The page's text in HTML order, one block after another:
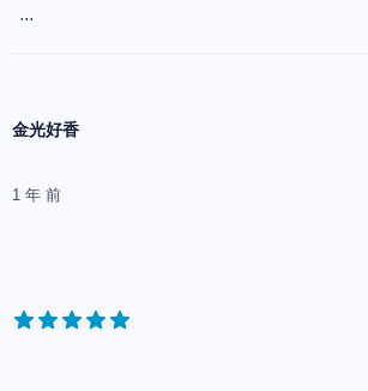
...
金光好香
1 年 前